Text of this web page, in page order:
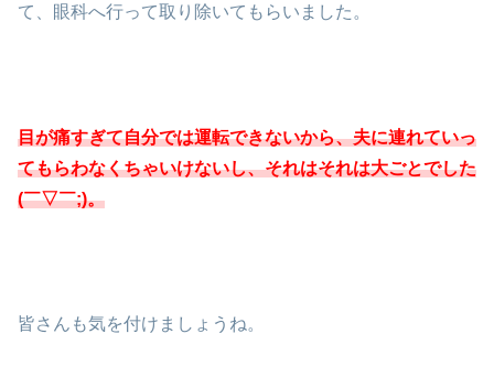
て、眼科へ行って取り除いてもらいました。
目が痛すぎて自分では運転できないから、夫に連れていっ
てもらわなくちゃいけないし、それはそれは大ごとでした
(￣▽￣;)。
皆さんも気を付けましょうね。